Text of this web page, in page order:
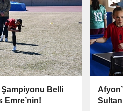
Belli
Emre’nin!